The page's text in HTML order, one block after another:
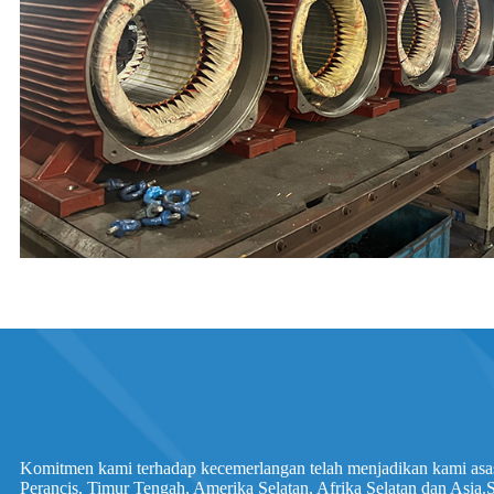
Komitmen kami terhadap kecemerlangan telah menjadikan kami
Perancis, Timur Tengah, Amerika Selatan, Afrika Selatan dan